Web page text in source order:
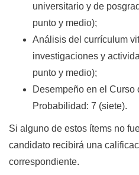
universitario y de
punto y medio);
Análisis del currículum
investigaciones y
punto y medio);
Desempeño en el Curso
Probabilidad: 7 (siete).
Si alguno de estos ítems no
candidato recibirá una
correspondiente.